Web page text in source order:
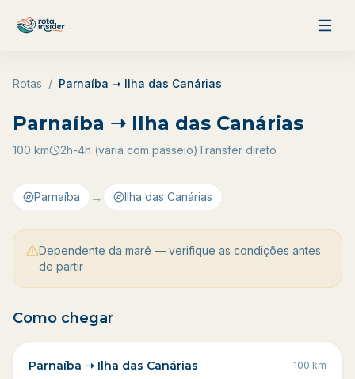
Rotas / Parnaíba ➝ Ilha das Canárias
Parnaíba ➝ Ilha das Canárias
100 km 2h-4h (varia com passeio)Transfer direto
Parnaíba → Ilha das Canárias
Dependente da maré — verifique as condições antes
de partir
Como chegar
Parnaíba ➝ Ilha das Canárias 100 km